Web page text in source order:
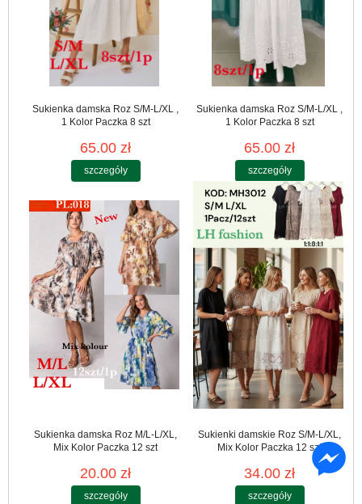
Sukienka damska Roz S/M-L/XL ,
1 Kolor Paczka 8 szt
65.00 zł
szczegóły
Sukienka damska Roz S/M-L/XL ,
1 Kolor Paczka 8 szt
65.00 zł
szczegóły
Sukienka damska Roz M/L-L/XL,
Mix Kolor Paczka 12 szt
20.00 zł
szczegóły
Sukienki damskie Roz S/M-L/XL,
Mix Kolor Paczka 12 szt
34.00 zł
szczegóły